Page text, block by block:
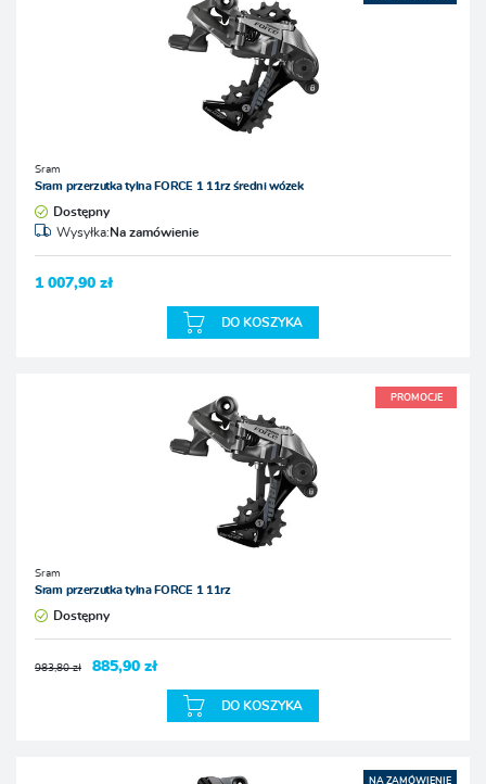
Sram
Sram przerzutka tylna FORCE 1 11rz średni wózek
Dostępny
Wysyłka:Na zamówienie
1 007,90 zł
DO KOSZYKA
PROMOCJE
Sram
Sram przerzutka tylna FORCE 1 11rz
Dostępny
983,80 zł 885,90 zł
DO KOSZYKA
NA ZAMÓWIENIE